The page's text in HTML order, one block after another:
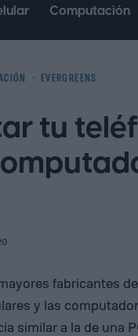
Computación
EVERGREENS
tu
fabricantes
y las
similar a la de una